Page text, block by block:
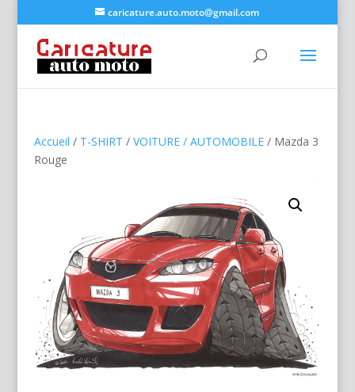
caricature.auto.moto@gmail.com
Accueil / T-SHIRT / VOITURE / AUTOMOBILE/ Mazda 3
Rouge